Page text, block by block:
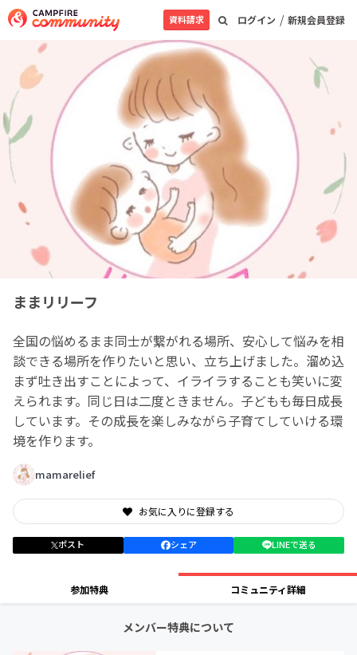
ログイン / 新規会員登録
資料請求
ままリリーフ
全国の悩めるまま同士が繋がれる場所、安心して悩みを相
談できる場所を作りたいと思い、立ち上げました。溜め込
まず吐き出すことによって、イライラすることも笑いに変
えられます。同じ日は二度ときません。子どもも毎日成長
しています。その成長を楽しみながら子育てしていける環
境を作ります。
mamarelief
お気に入りに登録する
ポスト シェア LINEで送る
参加特典 コミュニティ詳細
メンバー特典について